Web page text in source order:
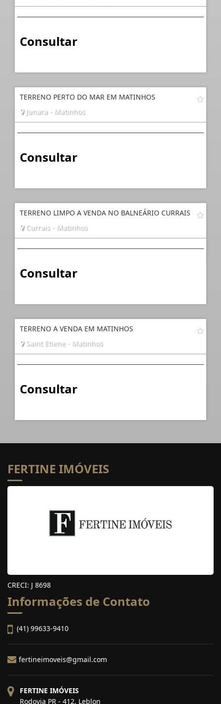
Consultar
TERRENO PERTO DO MAR EM MATINHOS
Junara - Matinhos
Consultar
TERRENO LIMPO A VENDA NO BALNEÁRIO CURRAIS
Currais - Matinhos
Consultar
TERRENO A VENDA EM MATINHOS
Saint Etiene - Matinhos
Consultar
FERTINE IMÓVEIS
CRECI: J 8698
Informações de Contato
(41) 99633-9410
fertineimoveis@gmail.com
FERTINE IMÓVEIS
Rodovia PR - 412, Leblon